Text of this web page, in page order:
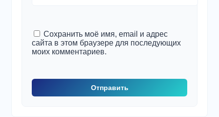
Сохранить моё имя, email и адрес
сайта в этом браузере для последующих
моих комментариев.